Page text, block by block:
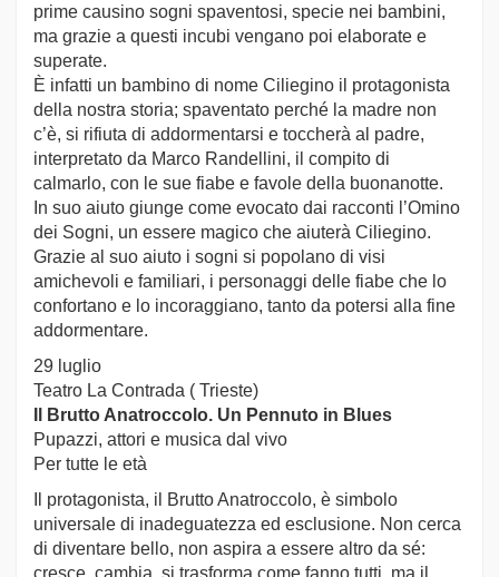
prime causino sogni spaventosi, specie nei bambini,
ma grazie a questi incubi vengano poi elaborate e
superate.
È infatti un bambino di nome Ciliegino il protagonista
della nostra storia; spaventato perché la madre non
c’è, si rifiuta di addormentarsi e toccherà al padre,
interpretato da Marco Randellini, il compito di
calmarlo, con le sue fiabe e favole della buonanotte.
In suo aiuto giunge come evocato dai racconti l’Omino
dei Sogni, un essere magico che aiuterà Ciliegino.
Grazie al suo aiuto i sogni si popolano di visi
amichevoli e familiari, i personaggi delle fiabe che lo
confortano e lo incoraggiano, tanto da potersi alla fine
addormentare.
29 luglio
Teatro La Contrada ( Trieste)
Il Brutto Anatroccolo. Un Pennuto in Blues
Pupazzi, attori e musica dal vivo
Per tutte le età
Il protagonista, il Brutto Anatroccolo, è simbolo
universale di inadeguatezza ed esclusione. Non cerca
di diventare bello, non aspira a essere altro da sé:
cresce, cambia, si trasforma come fanno tutti, ma il